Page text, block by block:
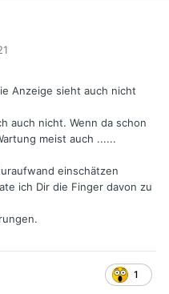
Anzeige sieht auch nicht
auch nicht. Wenn da schon
meist auch ......
einschätzen
ich Dir die Finger davon zu
1